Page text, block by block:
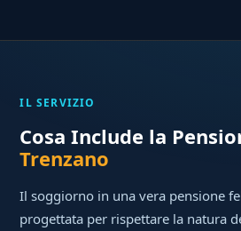
IL SERVIZIO
Cosa Include la
Trenzano
Il soggiorno in una vera pensione
progettata per rispettare la natura